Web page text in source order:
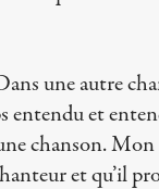
une autre
entendu et
chanson.
et qu’il